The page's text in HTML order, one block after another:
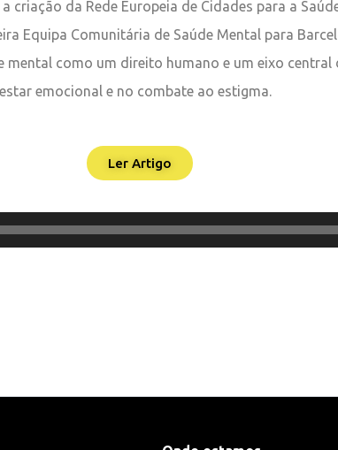
criação da Rede Europeia de Cidades para a
Equipa Comunitária de Saúde Mental para
mental como um direito humano e um eixo
emocional e no combate ao estigma.
Ler Artigo